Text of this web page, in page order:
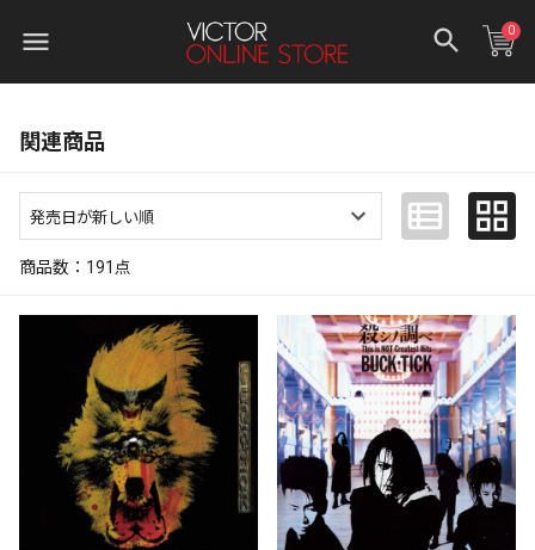
0
関連商品
商品数： 191 点